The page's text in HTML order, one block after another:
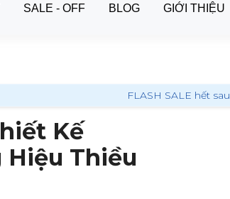
SALE - OFF BLOG GIỚI THIỆU
FLASH SALE hết sau
Kế
Hiệu Thiều